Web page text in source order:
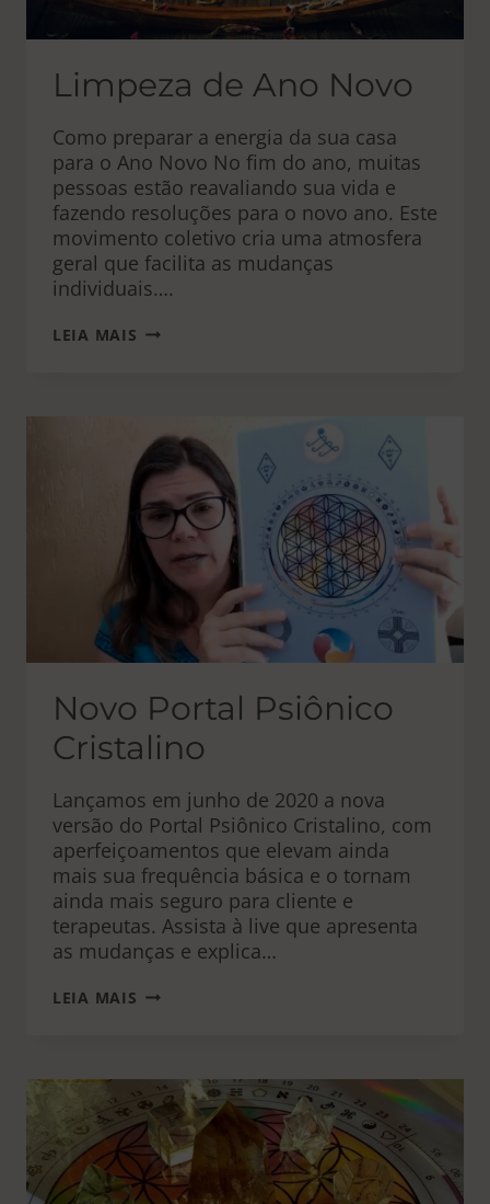
Limpeza de Ano Novo
Como preparar a energia da sua casa
para o Ano Novo No fim do ano, muitas
pessoas estão reavaliando sua vida e
fazendo resoluções para o novo ano. Este
movimento coletivo cria uma atmosfera
geral que facilita as mudanças
individuais….
LEIA MAIS LIMPEZA
Novo Portal Psiônico
Cristalino
Lançamos em junho de 2020 a nova
versão do Portal Psiônico Cristalino, com
aperfeiçoamentos que elevam ainda
mais sua frequência básica e o tornam
ainda mais seguro para cliente e
terapeutas. Assista à live que apresenta
as mudanças e explica…
LEIA MAIS NOVO